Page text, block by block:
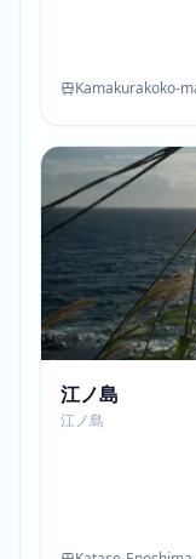
Kamakurakoko-
江ノ島
江ノ島